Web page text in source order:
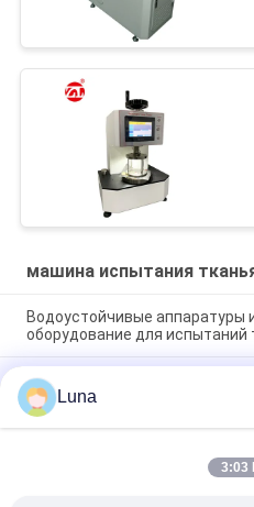
машина испытания
Водоустойчивые аппаратуры
оборудование для
Полностью автоматический
воздуха ткани, отсутствие
оксидация
Автоматическая машина для
системой управления краями
Luna
3:03